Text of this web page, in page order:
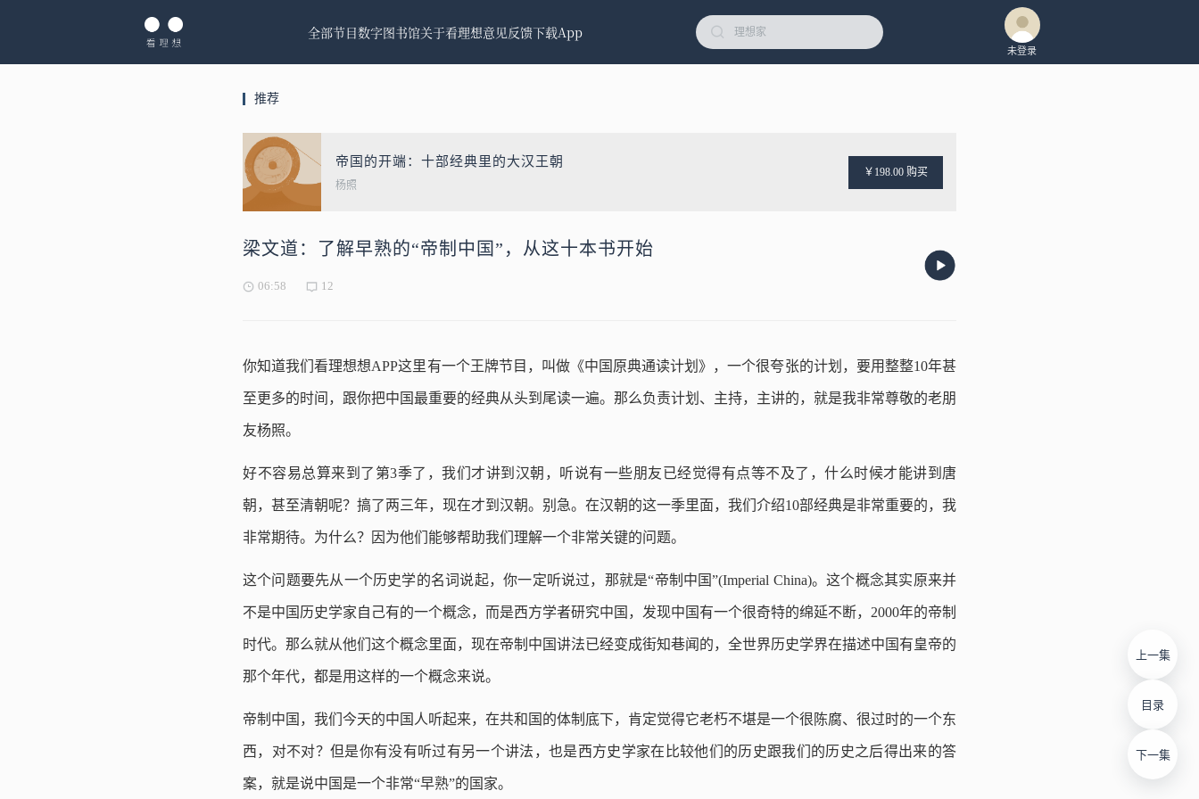
全部节目数字图书馆关于看理想意见反馈下载App
未登录
推荐
帝国的开端：十部经典里的大汉王朝
杨照
￥198.00 购买
梁文道：了解早熟的“帝制中国”，从这十本书开始
06:58 12
上一集
目录
下一集
你知道我们看理想想APP这里有一个王牌节目，叫做《中国原典通读计划》，一个很夸张的计划，要用整整10年甚
至更多的时间，跟你把中国最重要的经典从头到尾读一遍。那么负责计划、主持，主讲的，就是我非常尊敬的老朋
友杨照。
好不容易总算来到了第3季了，我们才讲到汉朝，听说有一些朋友已经觉得有点等不及了，什么时候才能讲到唐
朝，甚至清朝呢？搞了两三年，现在才到汉朝。别急。在汉朝的这一季里面，我们介绍10部经典是非常重要的，我
非常期待。为什么？因为他们能够帮助我们理解一个非常关键的问题。
这个问题要先从一个历史学的名词说起，你一定听说过，那就是“帝制中国”(Imperial China)。这个概念其实原来并
不是中国历史学家自己有的一个概念，而是西方学者研究中国，发现中国有一个很奇特的绵延不断，2000年的帝制
时代。那么就从他们这个概念里面，现在帝制中国讲法已经变成街知巷闻的，全世界历史学界在描述中国有皇帝的
那个年代，都是用这样的一个概念来说。
帝制中国，我们今天的中国人听起来，在共和国的体制底下，肯定觉得它老朽不堪是一个很陈腐、很过时的一个东
西，对不对？但是你有没有听过有另一个讲法，也是西方史学家在比较他们的历史跟我们的历史之后得出来的答
案，就是说中国是一个非常“早熟”的国家。